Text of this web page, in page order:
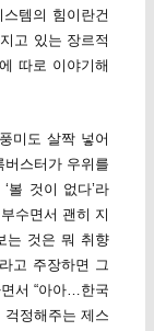
템의 힘이란건
고 있는 장르적
따로 이야기해
미도 살짝 넣어
스터가 우위를
볼 것이 없다’라
수면서 괜히 지
는 것은 뭐 취향
고 주장하면 그
서 “아아…한국
정해주는 제스